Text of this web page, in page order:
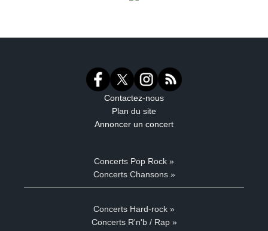
Contactez-nous
Plan du site
Annoncer un concert
Concerts Pop Rock »
Concerts Chansons »
Concerts Hard-rock »
Concerts R'n'b / Rap »